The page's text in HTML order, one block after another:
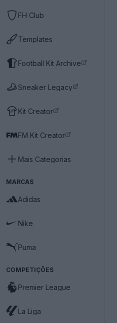
FH Club
Templates
Football Kit Archive
Sneaker Legacy
Kit Creator
FM Kit Creator
Mais Categorias
MARCAS
Adidas
Nike
Puma
COMPETIÇÕES
Premier League
La Liga